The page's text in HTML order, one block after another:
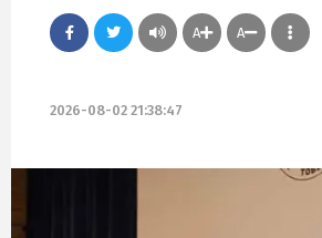
A A
2026-08-02 21:38:47